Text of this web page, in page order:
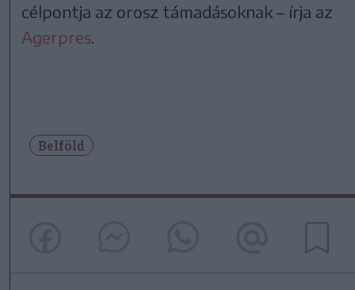
célpontja az orosz támadásoknak – írja az
Agerpres
Belföld